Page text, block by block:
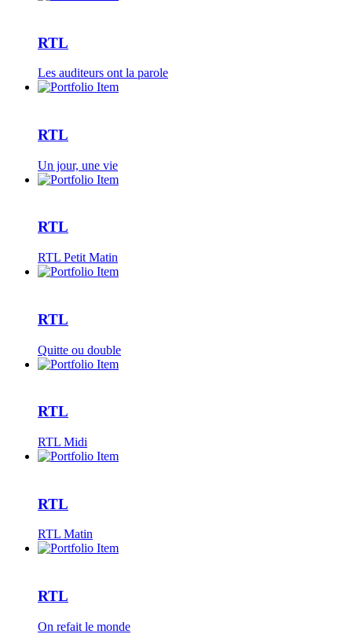
RTL
Les auditeurs ont la parole
RTL
Un jour, une vie
RTL
RTL Petit Matin
RTL
Quitte ou double
RTL
RTL Midi
RTL
RTL Matin
RTL
On refait le monde